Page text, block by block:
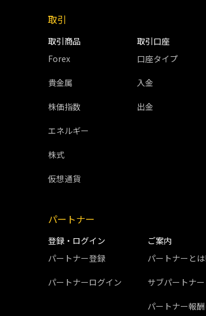
取引
取引商品
Forex
貴金属
株価指数
エネルギー
株式
仮想通貨
取引口座
口座タイプ
入金
出金
パートナー
登録・ログイン
パートナー登録
パートナーログイン
ご案内
パートナーとは
サブパートナ
パートナー報